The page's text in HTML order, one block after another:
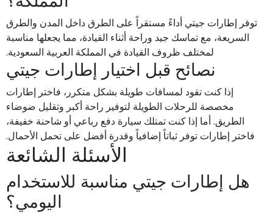
توفر إطارات جيتي أداءً مستقراً على الطرق داخل المدن والطرق
السريعة، مع تماسك جيد وراحة أثناء القيادة، مما يجعلها مناسبة
لمختلف ظروف القيادة في المملكة العربية السعودية.
نصائح قبل اختيار إطارات جيتي
إذا كنت تقود لمسافات طويلة بشكل متكرر، فاختر إطارات
مخصصة للرحلات الطويلة لتوفير راحة أكبر وتقليل ضوضاء
الطريق. أما إذا كنت تمتلك سيارة دفع رباعي أو شاحنة خفيفة،
فاختر إطارات توفر ثباتاً إضافياً وقدرة أفضل على تحمل الأحمال.
الأسئلة الشائعة
هل إطارات جيتي مناسبة للاستخدام
اليومي؟